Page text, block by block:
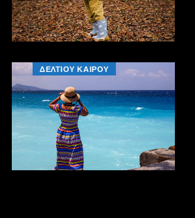
ΔΕΛΤΙΟΥ ΚΑΙΡΟΥ